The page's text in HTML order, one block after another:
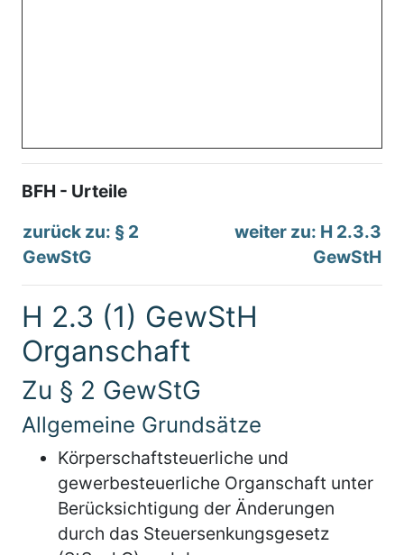
BFH - Urteile
zurück zu: § 2
GewStG
weiter zu: H 2.3.3
GewStH
H 2.3 (1) GewStH
Organschaft
Zu § 2 GewStG
Allgemeine Grundsätze
Körperschaftsteuerliche und
gewerbesteuerliche Organschaft unter
Berücksichtigung der Änderungen
durch das Steuersenkungsgesetz